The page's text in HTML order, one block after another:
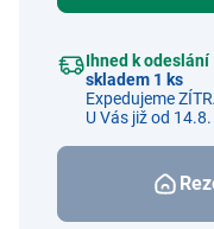
Ihned k odeslání
skladem 1 ks
Expedujeme
U Vás již od 14.8.